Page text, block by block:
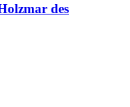
des